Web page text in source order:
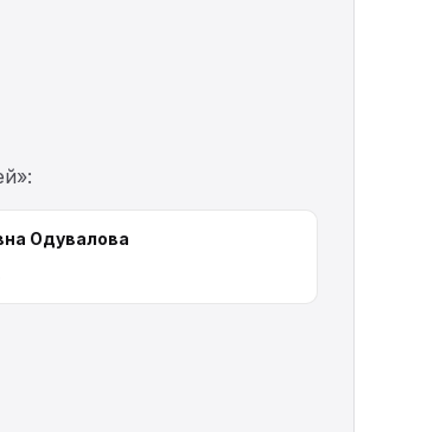
Одувалова